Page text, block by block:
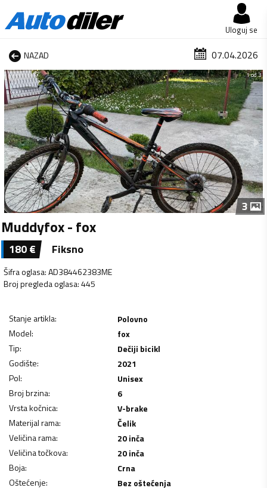
Uloguj se
NAZAD 07.04.2026
1 od 3
3
Muddyfox - fox
180€ Fiksno
Šifra oglasa:AD384462383ME
Broj pregleda oglasa:445
Stanje artikla:
Polovno
Model:
fox
Tip:
Dečiji bicikl
Godište:
2021
Pol:
Unisex
Broj brzina:
6
Vrsta kočnica:
V-brake
Materijal rama:
Čelik
Veličina rama:
20 inča
Veličina točkova:
20 inča
Boja:
Crna
Oštećenje: Bez oštećenja